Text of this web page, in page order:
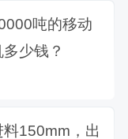
吨的移动
少钱？
150mm，出